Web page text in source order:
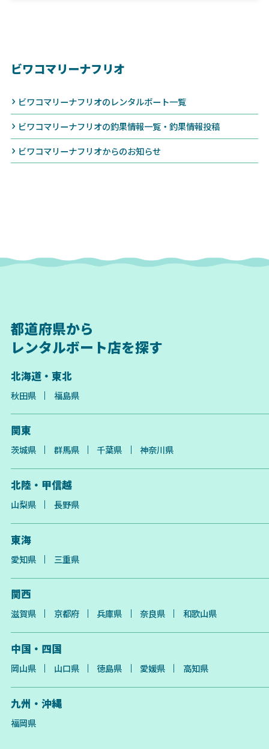
ビワコマリーナフリオ
ビワコマリーナフリオのレンタルボート一覧
ビワコマリーナフリオの釣果情報一覧・釣果情報投稿
ビワコマリーナフリオからのお知らせ
都道府県から
レンタルボート店を探す
北海道・東北
秋田県 福島県
関東
茨城県 群馬県 千葉県 神奈川県
北陸・甲信越
山梨県 長野県
東海
愛知県 三重県
関西
滋賀県 京都府 兵庫県 奈良県 和歌山県
中国・四国
岡山県 山口県 徳島県 愛媛県 高知県
九州・沖縄
福岡県